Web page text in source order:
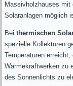
Massivholzhauses mit
Solaranlagen möglich
Beithermischen
spezielle Kollektoren
Temperaturen
Wärmekraftwerken zu
des Sonnenlichts zu